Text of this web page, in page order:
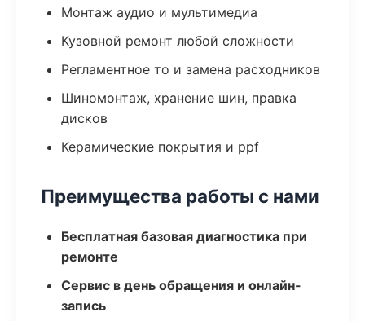
Монтаж аудио и мультимедиа
Кузовной ремонт любой сложности
Регламентное то и замена расходников
Шиномонтаж, хранение шин, правка
дисков
Керамические покрытия и ppf
Преимущества работы с нами
Бесплатная базовая диагностика при
ремонте
Сервис в день обращения и онлайн-
запись